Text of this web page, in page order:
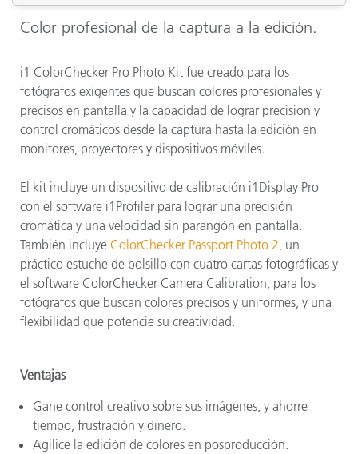
Color profesional de la captura a la edición.
i1 ColorChecker Pro Photo Kit fue creado para los
fotógrafos exigentes que buscan colores profesionales y
precisos en pantalla y la capacidad de lograr precisión y
control cromáticos desde la captura hasta la edición en
monitores, proyectores y dispositivos móviles.
El kit incluye un dispositivo de calibración i1Display Pro
con el software i1Profiler para lograr una precisión
cromática y una velocidad sin parangón en pantalla.
También incluye ColorChecker Passport Photo 2, un
práctico estuche de bolsillo con cuatro cartas fotográficas y
el software ColorChecker Camera Calibration, para los
fotógrafos que buscan colores precisos y uniformes, y una
flexibilidad que potencie su creatividad.
Ventajas
Gane control creativo sobre sus imágenes, y ahorre
tiempo, frustración y dinero.
Agilice la edición de colores en posproducción.